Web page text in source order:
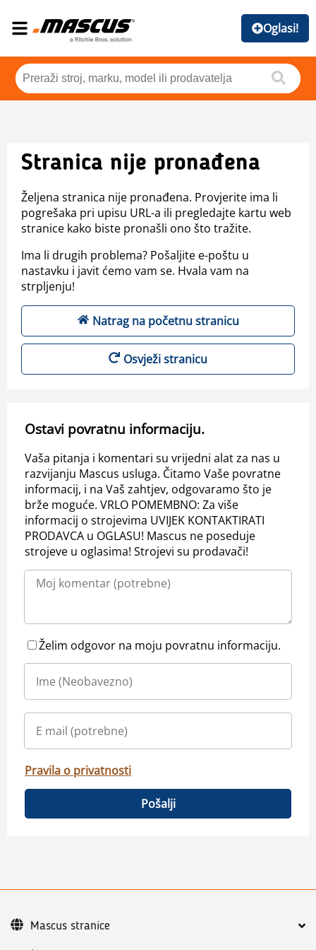
Oglasi!
Stranica nije pronađena
Željena stranica nije pronađena. Provjerite ima li
pogrešaka pri upisu URL-a ili pregledajte kartu web
stranice kako biste pronašli ono što tražite.
Ima li drugih problema? Pošaljite e-poštu u
nastavku i javit ćemo vam se. Hvala vam na
strpljenju!
Natrag na početnu stranicu
Osvježi stranicu
Ostavi povratnu informaciju.
Vaša pitanja i komentari su vrijedni alat za nas u
razvijanju Mascus usluga. Čitamo Vaše povratne
informacij, i na Vaš zahtjev, odgovaramo što je
brže moguće. VRLO POMEMBNO: Za više
informacij o strojevima UVIJEK KONTAKTIRATI
PRODAVCA u OGLASU! Mascus ne poseduje
strojeve u oglasima! Strojevi su prodavači!
Želim odgovor na moju povratnu informaciju.
Pravila o privatnosti
Pošalji
Mascus stranice